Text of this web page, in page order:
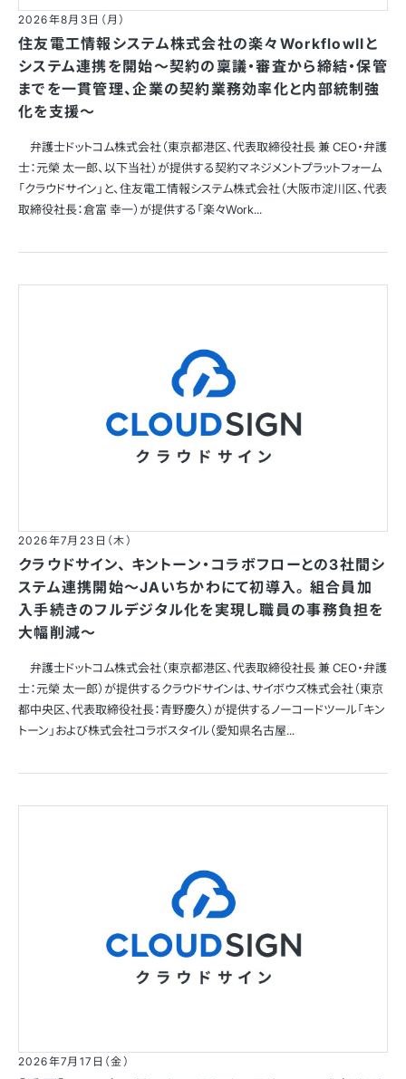
2026年8月3日（月）
住友電工情報システム株式会社の楽々WorkflowIIと
システム連携を開始～契約の稟議・審査から締結・保管
までを一貫管理、企業の契約業務効率化と内部統制強
化を支援～
弁護士ドットコム株式会社（東京都港区、代表取締役社長 兼 CEO・弁護
士：元榮 太一郎、以下当社）が提供する契約マネジメントプラットフォーム
「クラウドサイン」と、住友電工情報システム株式会社（大阪市淀川区、代表
取締役社長：倉富 幸一）が提供する「楽々Work...
2026年7月23日（木）
クラウドサイン、 キントーン・コラボフローとの3社間シ
ステム連携開始〜JAいちかわにて初導入。 組合員加
入手続きのフルデジタル化を実現し職員の事務負担を
大幅削減〜
弁護士ドットコム株式会社（東京都港区、代表取締役社長 兼 CEO・弁護
士：元榮 太一郎）が提供するクラウドサインは、サイボウズ株式会社（東京
都中央区、代表取締役社長：青野慶久）が提供するノーコードツール「キン
トーン」および株式会社コラボスタイル（愛知県名古屋...
2026年7月17日（金）